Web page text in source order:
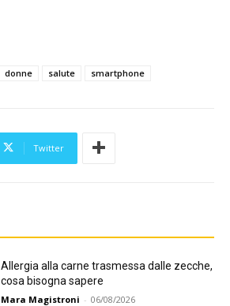
donne salute smartphone
Twitter
Allergia alla carne trasmessa dalle zecche,
cosa bisogna sapere
Mara Magistroni - 06/08/2026